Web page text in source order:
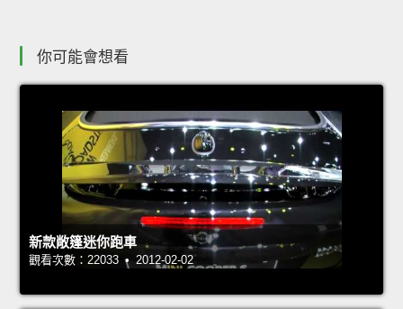
你可能會想看
新款敞篷迷你跑車
觀看次數：22033 • 2012-02-02